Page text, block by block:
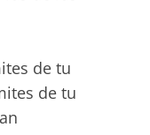
de tu
de tu